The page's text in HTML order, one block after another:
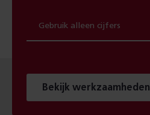
Bekijk werkzaamheden